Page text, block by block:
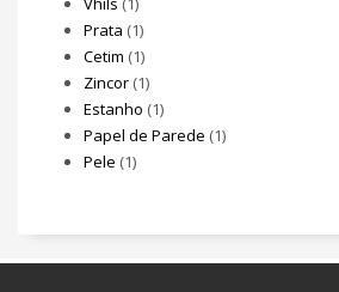
Prata (1)
Cetim (1)
Zincor (1)
Estanho (1)
Papel de Parede (1)
Pele (1)